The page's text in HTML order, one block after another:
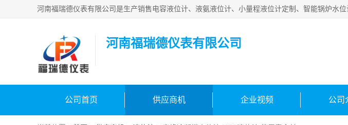
河南福瑞德仪表有限公司
公司首页 供应商机 企业视频 公司